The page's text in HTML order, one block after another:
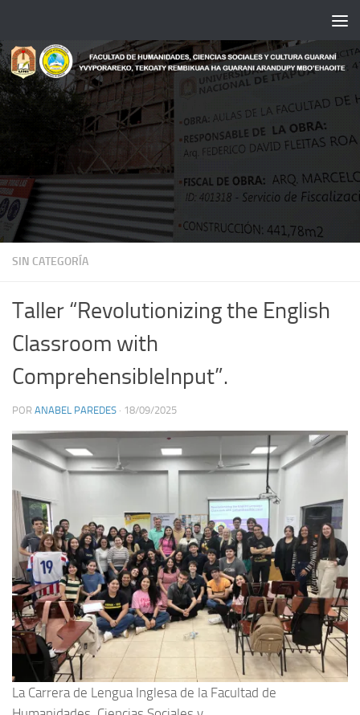
SIN CATEGORÍA
Taller “Revolutionizing the English
Classroom with
ComprehensibleInput”.
POR ANABEL PAREDES · 18/09/2025
La Carrera de Lengua Inglesa de la Facultad de